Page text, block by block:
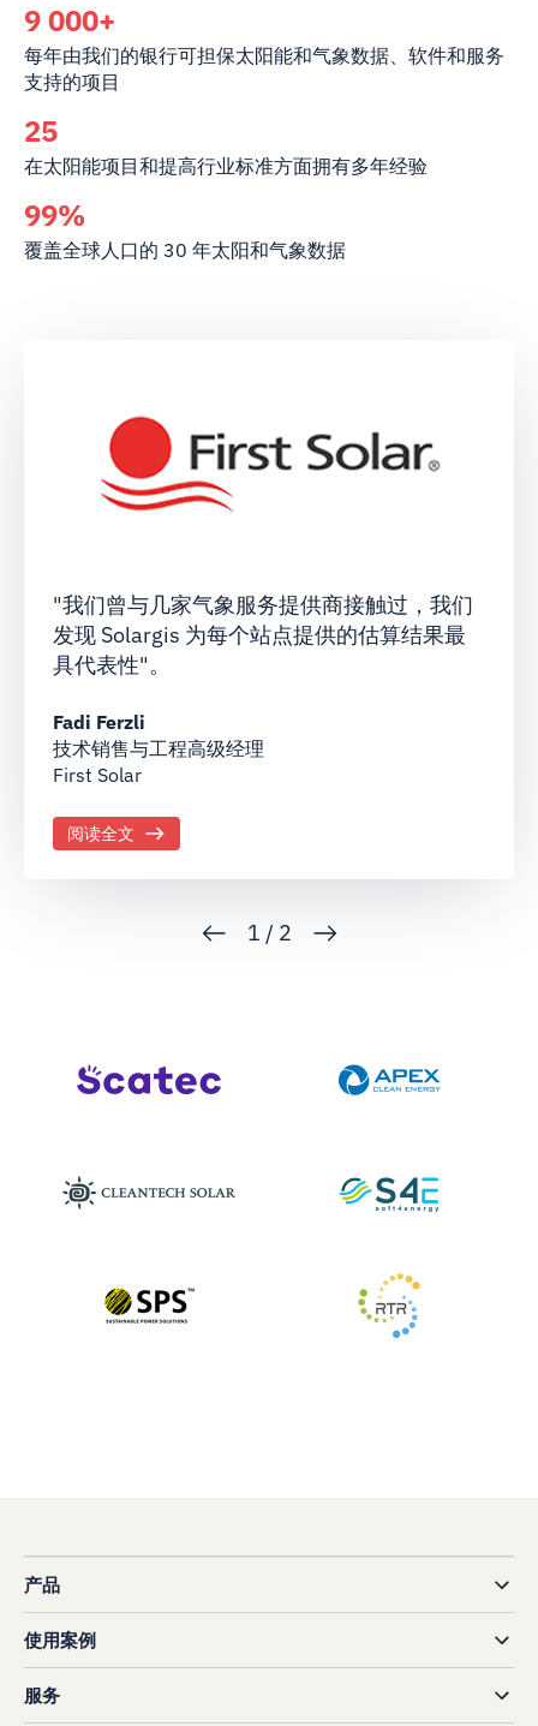
9 000+
每年由我们的银行可担保太阳能和气象数据、软件和服务
支持的项目
25
在太阳能项目和提高行业标准方面拥有多年经验
99%
覆盖全球人口的 30 年太阳和气象数据
"我们曾与几家气象服务提供商接触过，我们
发现 Solargis 为每个站点提供的估算结果最
具代表性"。
Fadi Ferzli
技术销售与工程高级经理
First Solar
阅读全文
1 / 2
产品
使用案例
服务